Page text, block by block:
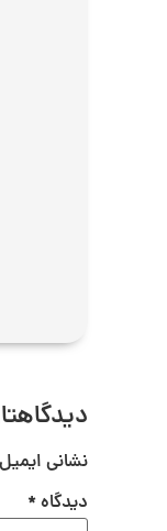
نشانی
دیدگاه*